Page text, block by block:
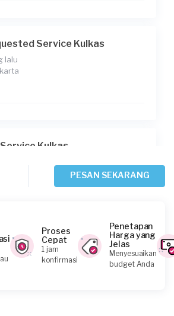
Service Kulkas
lalu
Kulkas
Service Kulkas
lalu
PESAN SEKARANG
Proses
Cepat
1 jam
konfirmasi
Penetapan
Harga yang
Jelas
Menyesuaikan
budget Anda